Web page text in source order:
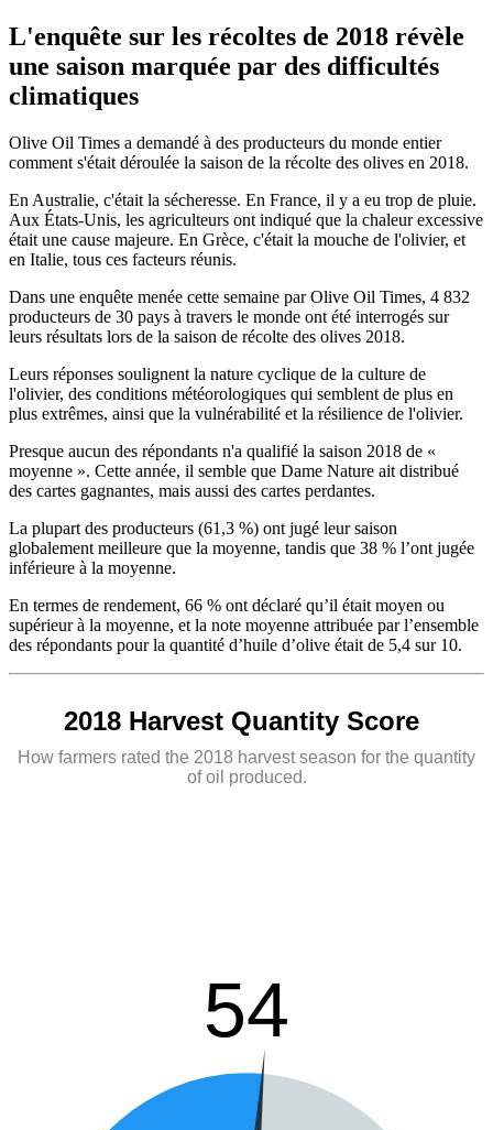
L'enquête sur les récoltes de 2018 révèle
une saison marquée par des difficultés
climatiques
Olive Oil Times a demandé à des producteurs du monde entier
comment s'était déroulée la saison de la récolte des olives en 2018.
En Australie, c'était la sécheresse. En France, il y a eu trop de pluie.
Aux États-Unis, les agriculteurs ont indiqué que la chaleur excessive
était une cause majeure. En Grèce, c'était la mouche de l'olivier, et
en Italie, tous ces facteurs réunis.
Dans une enquête menée cette semaine par Olive Oil Times, 4 832
producteurs de 30 pays à travers le monde ont été interrogés sur
leurs résultats lors de la saison de récolte des olives 2018.
Leurs réponses soulignent la nature cyclique de la culture de
l'olivier, des conditions météorologiques qui semblent de plus en
plus extrêmes, ainsi que la vulnérabilité et la résilience de l'olivier.
Presque aucun des répondants n'a qualifié la saison 2018 de «
moyenne ». Cette année, il semble que Dame Nature ait distribué
des cartes gagnantes, mais aussi des cartes perdantes.
La plupart des producteurs (61,3 %) ont jugé leur saison
globalement meilleure que la moyenne, tandis que 38 % l’ont jugée
inférieure à la moyenne.
En termes de rendement, 66 % ont déclaré qu’il était moyen ou
supérieur à la moyenne, et la note moyenne attribuée par l’ensemble
des répondants pour la quantité d’huile d’olive était de 5,4 sur 10.